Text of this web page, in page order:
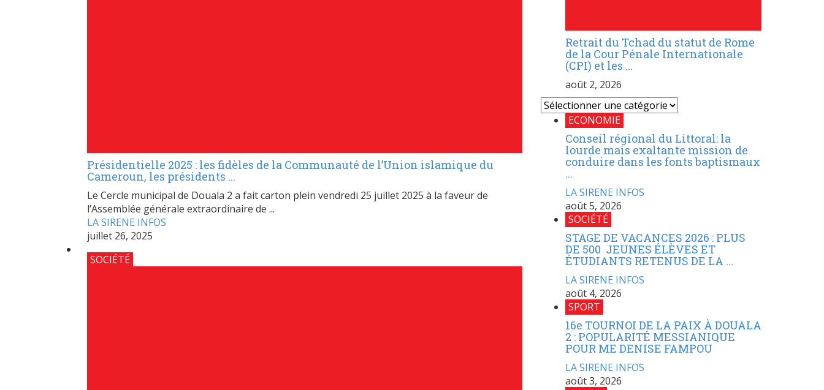
Présidentielle 2025 : les fidèles de la Communauté de l’Union islamique du
Cameroun, les présidents ...
Le Cercle municipal de Douala 2 a fait carton plein vendredi 25 juillet 2025 à la faveur de
l’Assemblée générale extraordinaire de ...
LA SIRENE INFOS
juillet 26, 2025
SOCIÉTÉ
Retrait du Tchad du statut de Rome
de la Cour Pénale Internationale
(CPI) et les ...
août 2, 2026
ECONOMIE
Conseil régional du Littoral: la
lourde mais exaltante mission de
conduire dans les fonts baptismaux
...
LA SIRENE INFOS
août 5, 2026
SOCIÉTÉ
STAGE DE VACANCES 2026 : PLUS
DE 500 JEUNES ÉLÈVES ET
ÉTUDIANTS RETENUS DE LA ...
LA SIRENE INFOS
août 4, 2026
SPORT
16e TOURNOI DE LA PAIX À DOUALA
2 : POPULARITÉ MESSIANIQUE
POUR ME DENISE FAMPOU
LA SIRENE INFOS
août 3, 2026